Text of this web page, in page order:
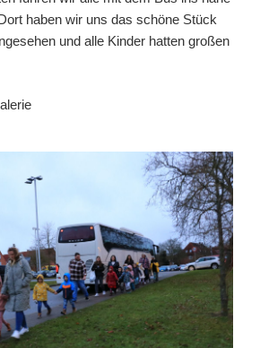
haben wir uns das schöne Stück
und alle Kinder hatten großen